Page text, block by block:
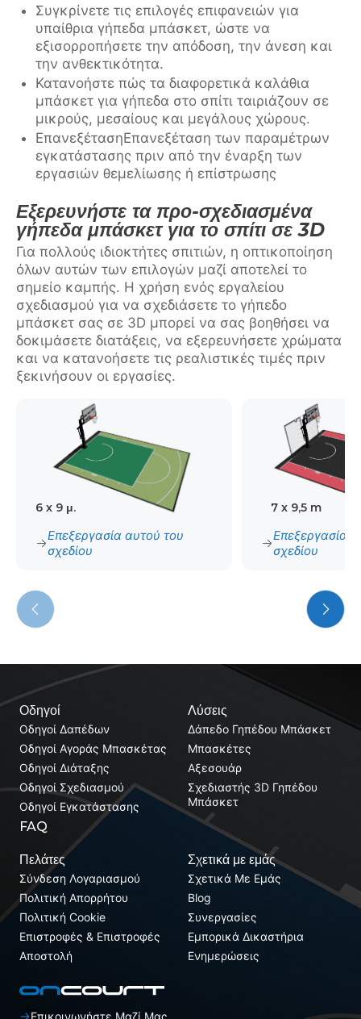
Συγκρίνετε τις επιλογές επιφανειών για
υπαίθρια γήπεδα μπάσκετ, ώστε να
εξισορροπήσετε την απόδοση, την άνεση και
την ανθεκτικότητα.
Κατανοήστε πώς τα διαφορετικά καλάθια
μπάσκετ για γήπεδα στο σπίτι ταιριάζουν σε
μικρούς, μεσαίους και μεγάλους χώρους.
ΕπανεξέτασηΕπανεξέταση των παραμέτρων
εγκατάστασης πριν από την έναρξη των
εργασιών θεμελίωσης ή επίστρωσης
Εξερευνήστε τα προ-σχεδιασμένα
γήπεδα μπάσκετ για το σπίτι σε 3D
Για πολλούς ιδιοκτήτες σπιτιών, η οπτικοποίηση
όλων αυτών των επιλογών μαζί αποτελεί το
σημείο καμπής. Η χρήση ενός εργαλείου
σχεδιασμού για να σχεδιάσετε το γήπεδο
μπάσκετ σας σε 3D μπορεί να σας βοηθήσει να
δοκιμάσετε διατάξεις, να εξερευνήσετε χρώματα
και να κατανοήσετε τις ρεαλιστικές τιμές πριν
ξεκινήσουν οι εργασίες.
6 x 9 μ.
Επεξεργασία αυτού του
σχεδίου
7 x 9,5 m
Επεξεργασία
σχεδίου
Λύσεις
Δάπεδο Γηπέδου Μπάσκετ
Μπασκέτες
Αξεσουάρ
Σχεδιαστής 3D Γηπέδου
Μπάσκετ
Οδηγοί
Οδηγοί Δαπέδων
Οδηγοί Αγοράς Μπασκέτας
Οδηγοί Διάταξης
Οδηγοί Σχεδιασμού
Οδηγοί Εγκατάστασης
FAQ
Πελάτες
Σύνδεση Λογαριασμού
Πολιτική Απορρήτου
Πολιτική Cookie
Επιστροφές & Επιστροφές
Αποστολή
Σχετικά με εμάς
Σχετικά Με Εμάς
Blog
Συνεργασίες
Εμπορικά Δικαστήρια
Ενημερώσεις